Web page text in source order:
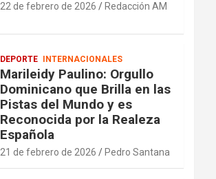
22 de febrero de 2026 Redacción AM
DEPORTE INTERNACIONALES
Marileidy Paulino: Orgullo
Dominicano que Brilla en las
Pistas del Mundo y es
Reconocida por la Realeza
Española
21 de febrero de 2026 Pedro Santana